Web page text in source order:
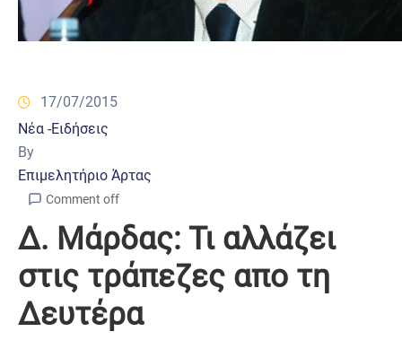
17/07/2015
Νέα -Ειδήσεις
By
Επιμελητήριο Άρτας
Comment off
Δ. Μάρδας: Τι αλλάζει
στις τράπεζες απο τη
Δευτέρα